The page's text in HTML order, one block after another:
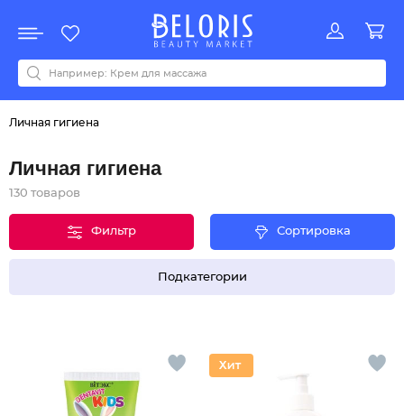
Акции
Все бренды
0-9ABCDEFGHIJKLMNOPQRSTUVWYZАБВДЗИМОКЛНПРСТУФ
Личная гигиена
Личная гигиена
130 товаров
Фильтр Сортировка
Подкатегории